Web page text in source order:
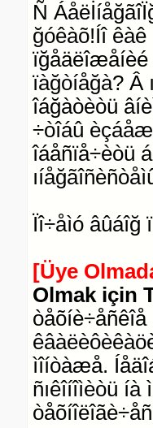
Ñ
ğóêàõ!Íî
ïğåäëîæåíèé
ïàğòíåğà? Â
îáğàòèòü
÷òîáû
îáåñïå÷èòü
Ïî÷åìó âûáîğ
[Üye
Olmak için
ìîíòàæå.
ñıêîíîìèòü íà